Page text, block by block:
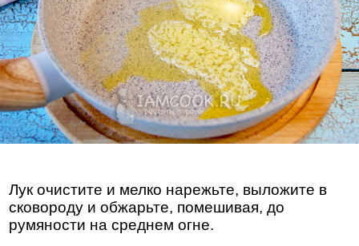
Лук очистите и мелко нарежьте, выложите в
сковороду и обжарьте, помешивая, до
румяности на среднем огне.